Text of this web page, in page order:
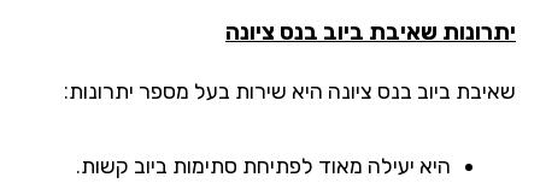
שאיבת ביובבנס ציונה
ביוב בנס ציונה היא שירות בעל מספר יתרונות:
היא יעילה מאוד לפתיחת סתימות ביוב קשות.